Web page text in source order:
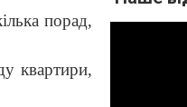
порад,
квартири,